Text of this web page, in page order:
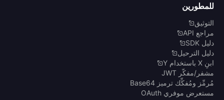
للمطورين
التوثيق
مراجع API
دليل SDK
دليل الترحيل
ابنِ X باستخدام Y
مشفر/مفكّر JWT
مُرمِّز ومُفكِّك ترميز Base64
مستعرض موفري OAuth